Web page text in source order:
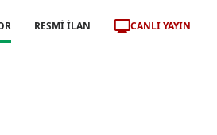
RESMİ İLAN CANLI YAYIN